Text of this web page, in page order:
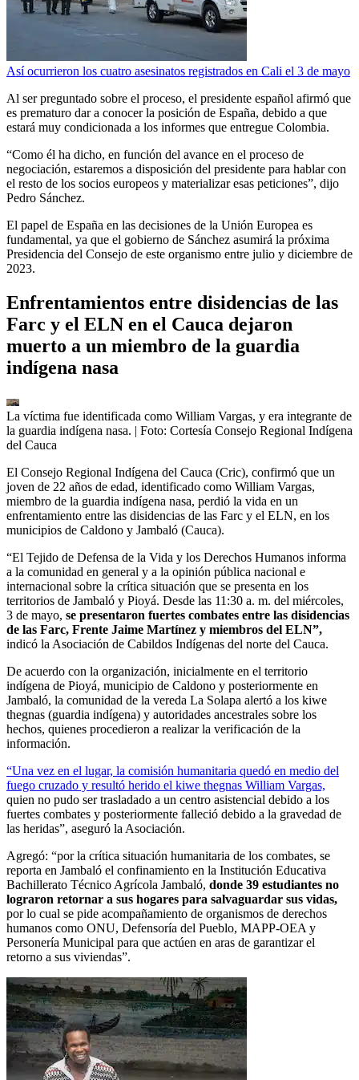
Así ocurrieron los cuatro asesinatos registrados en Cali el 3 de mayo
Al ser preguntado sobre el proceso, el presidente español afirmó que
es prematuro dar a conocer la posición de España, debido a que
estará muy condicionada a los informes que entregue Colombia.
“Como él ha dicho, en función del avance en el proceso de
negociación, estaremos a disposición del presidente para hablar con
el resto de los socios europeos y materializar esas peticiones”, dijo
Pedro Sánchez.
El papel de España en las decisiones de la Unión Europea es
fundamental, ya que el gobierno de Sánchez asumirá la próxima
Presidencia del Consejo de este organismo entre julio y diciembre de
2023.
Enfrentamientos entre disidencias de las
Farc y el ELN en el Cauca dejaron
muerto a un miembro de la guardia
indígena nasa
La víctima fue identificada como William Vargas, y era integrante de
la guardia indígena nasa. | Foto: Cortesía Consejo Regional Indígena
del Cauca
El Consejo Regional Indígena del Cauca (Cric), confirmó que un
joven de 22 años de edad, identificado como William Vargas,
miembro de la guardia indígena nasa, perdió la vida en un
enfrentamiento entre las disidencias de las Farc y el ELN, en los
municipios de Caldono y Jambaló (Cauca).
“El Tejido de Defensa de la Vida y los Derechos Humanos informa
a la comunidad en general y a la opinión pública nacional e
internacional sobre la crítica situación que se presenta en los
territorios de Jambaló y Pioyá. Desde las 11:30 a. m. del miércoles,
3 de mayo, se presentaron fuertes combates entre las disidencias
de las Farc, Frente Jaime Martínez y miembros del ELN”,
indicó la Asociación de Cabildos Indígenas del norte del Cauca.
De acuerdo con la organización, inicialmente en el territorio
indígena de Pioyá, municipio de Caldono y posteriormente en
Jambaló, la comunidad de la vereda La Solapa alertó a los kiwe
thegnas (guardia indígena) y autoridades ancestrales sobre los
hechos, quienes procedieron a realizar la verificación de la
información.
“Una vez en el lugar, la comisión humanitaria quedó en medio del
fuego cruzado y resultó herido el kiwe thegnas William Vargas,
quien no pudo ser trasladado a un centro asistencial debido a los
fuertes combates y posteriormente falleció debido a la gravedad de
las heridas”, aseguró la Asociación.
Agregó: “por la crítica situación humanitaria de los combates, se
reporta en Jambaló el confinamiento en la Institución Educativa
Bachillerato Técnico Agrícola Jambaló, donde 39 estudiantes no
lograron retornar a sus hogares para salvaguardar sus vidas,
por lo cual se pide acompañamiento de organismos de derechos
humanos como ONU, Defensoría del Pueblo, MAPP-OEA y
Personería Municipal para que actúen en aras de garantizar el
retorno a sus viviendas”.